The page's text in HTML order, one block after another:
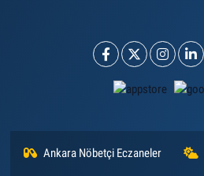
Ankara Nöbetçi Eczaneler